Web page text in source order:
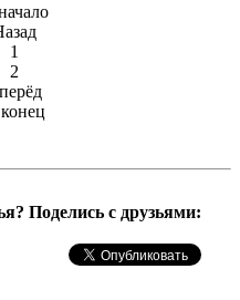
1
2
Поделись с друзьями: